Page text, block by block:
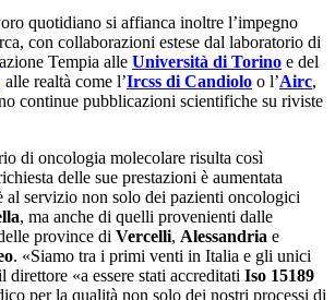
quotidiano si affianca inoltre l’impegno
con collaborazioni estese dal laboratorio di
Tempia alle Università di Torino e del
alle realtà come l’Ircss di Candiolo o l’Airc,
continue pubblicazioni scientifiche su riviste
di oncologia molecolare risulta così
delle sue prestazioni è aumentata
al servizio non solo dei pazienti oncologici
, ma anche di quelli provenienti dalle
province di Vercelli, Alessandria e
. «Siamo tra i primi venti in Italia e gli unici
direttore «a essere stati accreditati Iso 15189
per la qualità non solo dei nostri processi di